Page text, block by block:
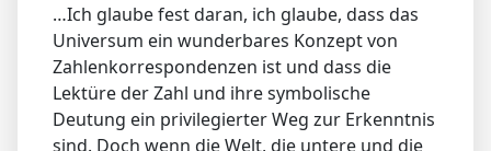
…Ich glaube fest daran, ich glaube, dass das
Universum ein wunderbares Konzept von
Zahlenkorrespondenzen ist und dass die
Lektüre der Zahl und ihre symbolische
Deutung ein privilegierter Weg zur Erkenntnis
sind. Doch wenn die Welt, die untere und die